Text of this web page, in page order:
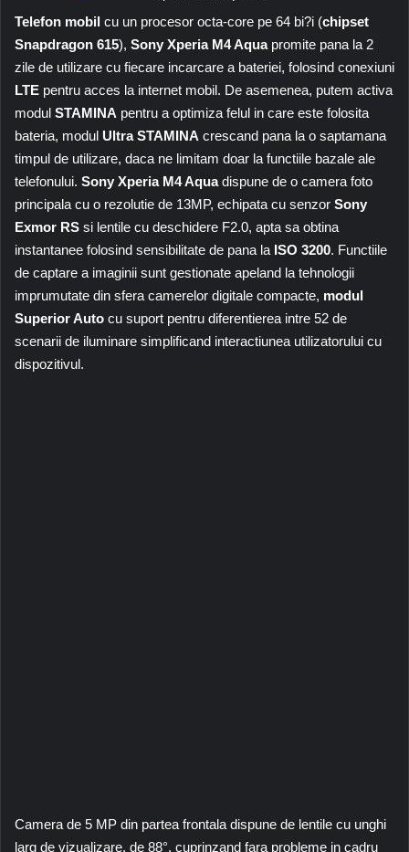
Telefon mobil cu un procesor octa-core pe 64 bi?i (chipset
Snapdragon 615), Sony Xperia M4 Aqua promite pana la 2
zile de utilizare cu fiecare incarcare a bateriei, folosind conexiuni
LTE pentru acces la internet mobil. De asemenea, putem activa
modul STAMINA pentru a optimiza felul in care este folosita
bateria, modul Ultra STAMINA crescand pana la o saptamana
timpul de utilizare, daca ne limitam doar la functiile bazale ale
telefonului. Sony Xperia M4 Aqua dispune de o camera foto
principala cu o rezolutie de 13MP, echipata cu senzor Sony
Exmor RS si lentile cu deschidere F2.0, apta sa obtina
instantanee folosind sensibilitate de pana la ISO 3200. Functiile
de captare a imaginii sunt gestionate apeland la tehnologii
imprumutate din sfera camerelor digitale compacte, modul
Superior Auto cu suport pentru diferentierea intre 52 de
scenarii de iluminare simplificand interactiunea utilizatorului cu
dispozitivul.
Camera de 5 MP din partea frontala dispune de lentile cu unghi
larg de vizualizare, de 88°, cuprinzand fara probleme in cadru